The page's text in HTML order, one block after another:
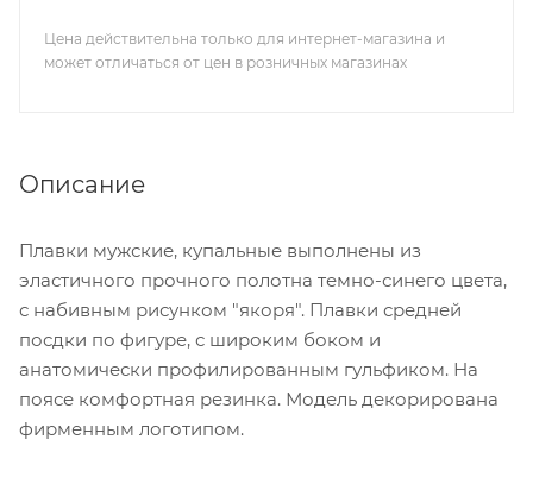
Цена действительна только для интернет-магазина и
может отличаться от цен в розничных магазинах
Описание
Плавки мужские, купальные выполнены из
эластичного прочного полотна темно-синего цвета,
с набивным рисунком "якоря". Плавки средней
посдки по фигуре, с широким боком и
анатомически профилированным гульфиком. На
поясе комфортная резинка. Модель декорирована
фирменным логотипом.